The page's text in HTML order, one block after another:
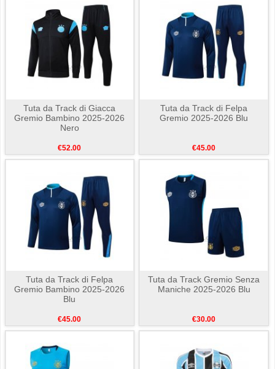
Tuta da Track di Giacca
Gremio Bambino 2025-2026
Nero
€52.00
Tuta da Track di Felpa
Gremio 2025-2026 Blu
€45.00
Tuta da Track di Felpa
Gremio Bambino 2025-2026
Blu
€45.00
Tuta da Track Gremio Senza
Maniche 2025-2026 Blu
€30.00